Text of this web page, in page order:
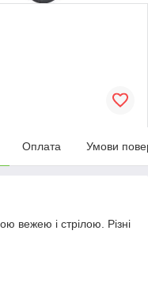
Оплата Умови
вежею і стрілою. Різні